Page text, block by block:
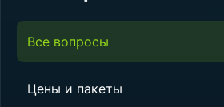
Все вопросы
Цены и пакеты